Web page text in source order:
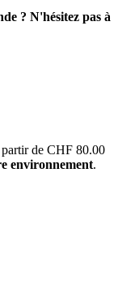
? N'hésitez pas à
partir de CHF 80.00
environnement.